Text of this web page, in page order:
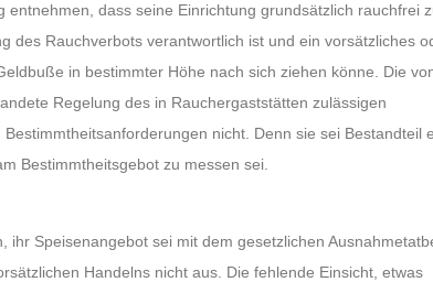
dass seine Einrichtung grundsätzlich rauchfrei
des Rauchverbots verantwortlich ist und ein vorsätzliches
in bestimmter Höhe nach sich ziehen könne. Die
Regelung des in Rauchergaststätten zulässigen
nicht. Denn sie sei Bestandteil
Bestimmtheitsgebot zu messen sei.
ihr Speisenangebot sei mit dem gesetzlichen
Handelns nicht aus. Die fehlende Einsicht, etwas